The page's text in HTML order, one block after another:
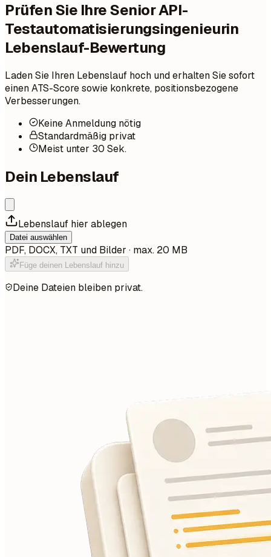
Prüfen Sie Ihre Senior API-
Testautomatisierungsingenieurin
Lebenslauf-Bewertung
Laden Sie Ihren Lebenslauf hoch und erhalten Sie sofort
einen ATS-Score sowie konkrete, positionsbezogene
Verbesserungen.
Keine Anmeldung nötig
Standardmäßig privat
Meist unter 30 Sek.
Dein Lebenslauf
Lebenslauf hier ablegen
Datei auswählen
PDF, DOCX, TXT und Bilder · max. 20 MB
Füge deinen Lebenslauf hinzu
Deine Dateien bleiben privat.